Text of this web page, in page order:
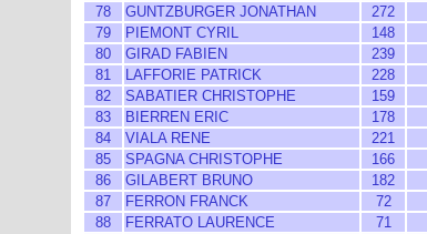
78
GUNTZBURGER JONATHAN 272
79
PIEMONT CYRIL 148
80
GIRAD FABIEN 239
81
LAFFORIE PATRICK 228
82
SABATIER CHRISTOPHE 159
83
BIERREN ERIC 178
84
VIALA RENE 221
85
SPAGNA CHRISTOPHE 166
86
GILABERT BRUNO 182
87
FERRON FRANCK 72
88
FERRATO LAURENCE 71